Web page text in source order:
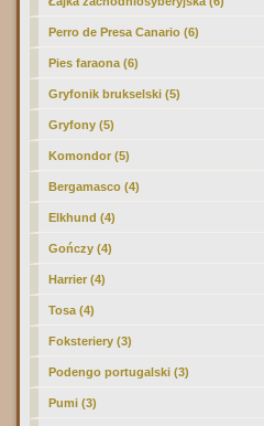
Perro de Presa Canario (6)
Pies faraona (6)
Gryfonik brukselski (5)
Gryfony (5)
Komondor (5)
Bergamasco (4)
Elkhund (4)
Gończy (4)
Harrier (4)
Tosa (4)
Foksteriery (3)
Podengo portugalski (3)
Pumi (3)